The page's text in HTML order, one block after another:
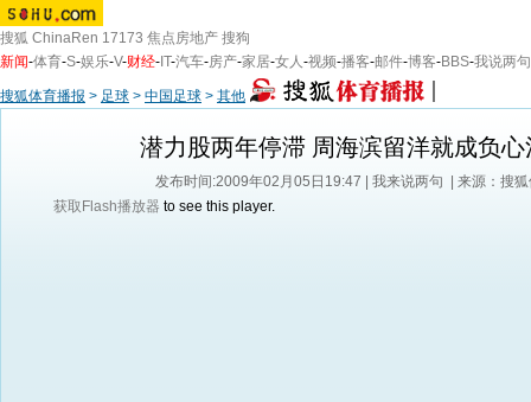
搜狐 ChinaRen 17173 焦点房地产 搜狗
新闻-体育-S-娱乐-V-财经- IT-汽车-房产-家居-女人-视频-播客-邮件-博客-BBS-我说两句
搜狐体育播报 > 足球 > 中国足球 > 其他
潜力股两年停滞 周海滨留洋就成负心
发布时间:2009年02月05日19:47 | 我来说两句
| 来源：搜
获取Flash播放器 to see this player.